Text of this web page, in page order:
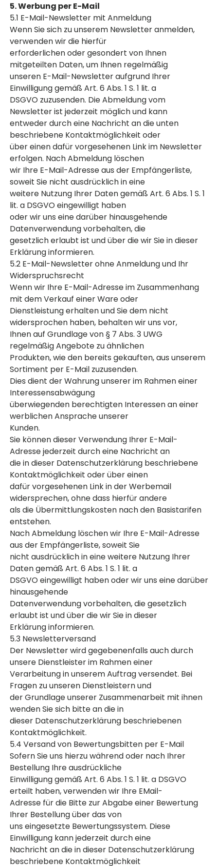
5. Werbung per E-Mail
5.1 E-Mail-Newsletter mit Anmeldung
Wenn Sie sich zu unserem Newsletter anmelden,
verwenden wir die hierfür
erforderlichen oder gesondert von Ihnen
mitgeteilten Daten, um Ihnen regelmäßig
unseren E-Mail-Newsletter aufgrund Ihrer
Einwilligung gemäß Art. 6 Abs. 1 S. 1 lit. a
DSGVO zuzusenden. Die Abmeldung vom
Newsletter ist jederzeit möglich und kann
entweder durch eine Nachricht an die unten
beschriebene Kontaktmöglichkeit oder
über einen dafür vorgesehenen Link im Newsletter
erfolgen. Nach Abmeldung löschen
wir Ihre E-Mail-Adresse aus der Empfängerliste,
soweit Sie nicht ausdrücklich in eine
weitere Nutzung Ihrer Daten gemäß Art. 6 Abs. 1 S. 1
lit. a DSGVO eingewilligt haben
oder wir uns eine darüber hinausgehende
Datenverwendung vorbehalten, die
gesetzlich erlaubt ist und über die wir Sie in dieser
Erklärung informieren.
5.2 E-Mail-Newsletter ohne Anmeldung und Ihr
Widerspruchsrecht
Wenn wir Ihre E-Mail-Adresse im Zusammenhang
mit dem Verkauf einer Ware oder
Dienstleistung erhalten und Sie dem nicht
widersprochen haben, behalten wir uns vor,
Ihnen auf Grundlage von § 7 Abs. 3 UWG
regelmäßig Angebote zu ähnlichen
Produkten, wie den bereits gekauften, aus unserem
Sortiment per E-Mail zuzusenden.
Dies dient der Wahrung unserer im Rahmen einer
Interessensabwägung
überwiegenden berechtigten Interessen an einer
werblichen Ansprache unserer
Kunden.
Sie können dieser Verwendung Ihrer E-Mail-
Adresse jederzeit durch eine Nachricht an
die in dieser Datenschutzerklärung beschriebene
Kontaktmöglichkeit oder über einen
dafür vorgesehenen Link in der Werbemail
widersprechen, ohne dass hierfür andere
als die Übermittlungskosten nach den Basistarifen
entstehen.
Nach Abmeldung löschen wir Ihre E-Mail-Adresse
aus der Empfängerliste, soweit Sie
nicht ausdrücklich in eine weitere Nutzung Ihrer
Daten gemäß Art. 6 Abs. 1 S. 1 lit. a
DSGVO eingewilligt haben oder wir uns eine darüber
hinausgehende
Datenverwendung vorbehalten, die gesetzlich
erlaubt ist und über die wir Sie in dieser
Erklärung informieren.
5.3 Newsletterversand
Der Newsletter wird gegebenenfalls auch durch
unsere Dienstleister im Rahmen einer
Verarbeitung in unserem Auftrag versendet. Bei
Fragen zu unseren Dienstleistern und
der Grundlage unserer Zusammenarbeit mit ihnen
wenden Sie sich bitte an die in
dieser Datenschutzerklärung beschriebenen
Kontaktmöglichkeit.
5.4 Versand von Bewertungsbitten per E-Mail
Sofern Sie uns hierzu während oder nach Ihrer
Bestellung Ihre ausdrückliche
Einwilligung gemäß Art. 6 Abs. 1 S. 1 lit. a DSGVO
erteilt haben, verwenden wir Ihre EMail-
Adresse für die Bitte zur Abgabe einer Bewertung
Ihrer Bestellung über das von
uns eingesetzte Bewertungssystem. Diese
Einwilligung kann jederzeit durch eine
Nachricht an die in dieser Datenschutzerklärung
beschriebene Kontaktmöglichkeit